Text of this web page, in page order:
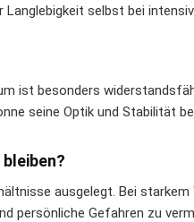
selbst bei
ist besonders
seine Optik und Stabilität
ausgelegt. Bei
persönliche Gefahren zu